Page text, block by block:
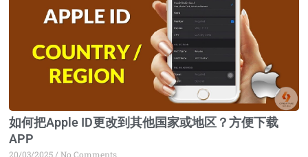
如何把Apple ID更改到其他国家或地区？方便下载
APP
20/03/2025 No Comments